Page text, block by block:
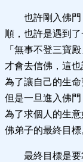
也許剛入佛
順，也許是遇到
「無事不登三寶
才會去信佛，這
為了讓自己的生
但是一旦進入佛
為了求個人的生
佛弟子的最終目標
最終目標是